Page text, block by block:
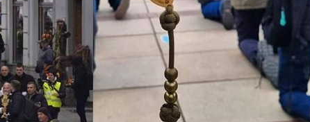
PALA VISION